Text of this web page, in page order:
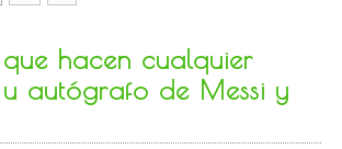
hacen cualquier
autógrafo de Messi y